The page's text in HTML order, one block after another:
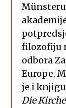
filozofiju
odbora
Europe.
je i
Die